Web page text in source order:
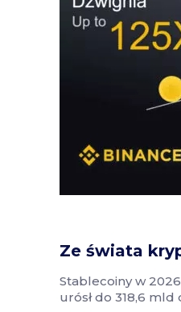
Ze świata
Stablecoiny w
urósł do 318,6